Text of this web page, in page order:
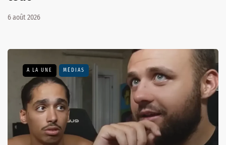
6 août 2026
A LA UNE MÉDIAS